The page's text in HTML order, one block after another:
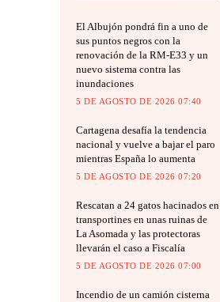
El Albujón pondrá fin a uno de
sus puntos negros con la
renovación de la RM-E33 y un
nuevo sistema contra las
inundaciones
5 DE AGOSTO DE 2026 07:40
Cartagena desafía la tendencia
nacional y vuelve a bajar el paro
mientras España lo aumenta
5 DE AGOSTO DE 2026 07:20
Rescatan a 24 gatos hacinados en
transportines en unas ruinas de
La Asomada y las protectoras
llevarán el caso a Fiscalía
5 DE AGOSTO DE 2026 07:00
Incendio de un camión cisterna